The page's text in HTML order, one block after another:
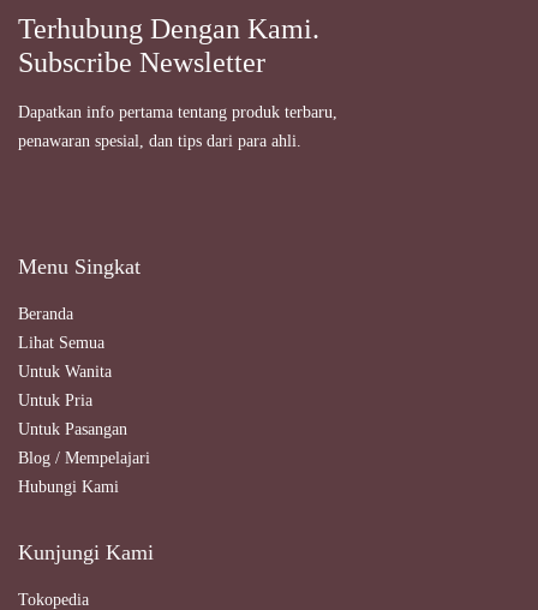
Terhubung Dengan Kami.
Subscribe Newsletter
Dapatkan info pertama tentang produk terbaru,
penawaran spesial, dan tips dari para ahli.
Menu Singkat
Beranda
Lihat Semua
Untuk Wanita
Untuk Pria
Untuk Pasangan
Blog / Mempelajari
Hubungi Kami
Kunjungi Kami
Tokopedia